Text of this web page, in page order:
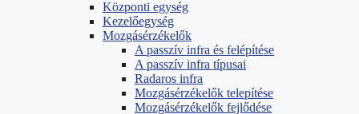
Központi egység
Kezelőegység
Mozgásérzékelők
A passzív infra és felépítése
A passzív infra típusai
Radaros infra
Mozgásérzékelők telepítése
Mozgásérzékelők fejlődése